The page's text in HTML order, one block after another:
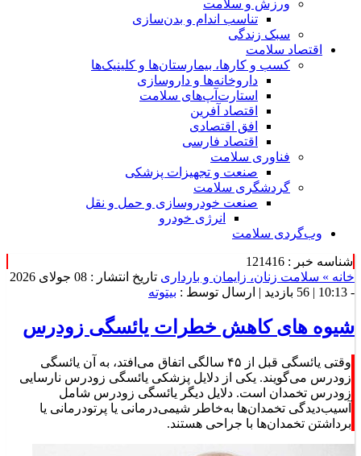
ورزش و سلامت
تناسب اندام و بدن‌سازی
سبک زندگی
اقتصاد سلامت
کسب و کارها، بیمارستان‌ها و کلینیک‌ها
داروخانه‌ها و داروسازی
استارت‌آپ‌های سلامت
اقتصاد آفرین
افق اقتصادی
اقتصاد فارسی
فناوری سلامت
صنعت و تجهیزات پزشکی
گردشگری سلامت
صنعت خودروسازی و حمل و نقل
انرژی خودرو
وب‌گردی سلامت
شناسه خبر : 121416
خانه » سلامت زنان، زایمان و بارداری
تاریخ انتشار : 08 جولای 2026
- 10:13 |
56 بازدید | ارسال توسط : بیتوته
شیوه های کاهش خطرات یائسگی زودرس
وقتی یائسگی قبل از ۴۵ سالگی اتفاق می‌افتد، به آن یائسگی
زودرس می‌گویند. یکی از دلایل پزشکی یائسگی زودرس نارسایی
زودرس تخمدان است. دلایل دیگر یائسگی زودرس شامل
آسیب‌دیدگی تخمدان‌ها به‌خاطر شیمی‌درمانی یا پرتودرمانی یا
برداشتن تخمدان‌ها با جراحی هستند.